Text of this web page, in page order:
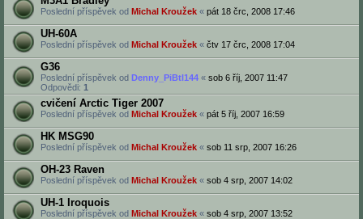
Poslední příspěvek od Michal Kroužek « pát 18 črc, 2008 17:46
UH-60A
Poslední příspěvek od Michal Kroužek « čtv 17 črc, 2008 17:04
G36
Poslední příspěvek od Denny_PiBtl144 « sob 6 říj, 2007 11:47
Odpovědi: 1
cvičení Arctic Tiger 2007
Poslední příspěvek od Michal Kroužek « pát 5 říj, 2007 16:59
HK MSG90
Poslední příspěvek od Michal Kroužek « sob 11 srp, 2007 16:26
OH-23 Raven
Poslední příspěvek od Michal Kroužek « sob 4 srp, 2007 14:02
UH-1 Iroquois
Poslední příspěvek od Michal Kroužek « sob 4 srp, 2007 13:52